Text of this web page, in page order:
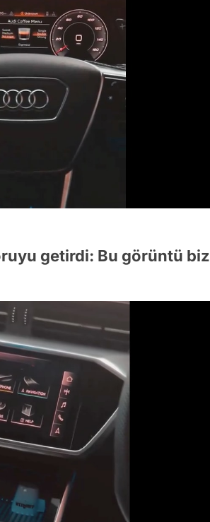
getirdi: Bu görüntü